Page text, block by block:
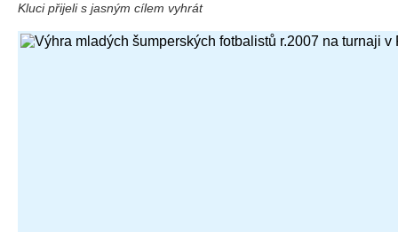
Kluci přijeli s jasným cílem vyhrát